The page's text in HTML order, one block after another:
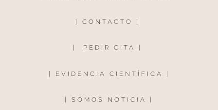
CONTACTO
PEDIR CITA
| EVIDENCIA CIENTÍFICA |
SOMOS NOTICIA